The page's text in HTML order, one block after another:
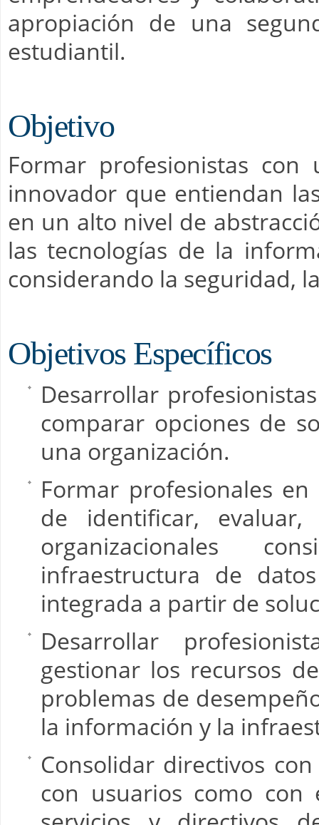
apropiación de una
estudiantil.
Objetivo
Formar profesionistas
innovador que entiendan
en un alto nivel de
las tecnologías de la
considerando la seguridad,
Objetivos Específicos
Desarrollar
comparar opciones de
una organización.
Formar profesionales
de identificar,
organizacionales
infraestructura de
integrada a partir de
Desarrollar
gestionar los recursos
problemas de
la información y la
Consolidar directivos
con usuarios como